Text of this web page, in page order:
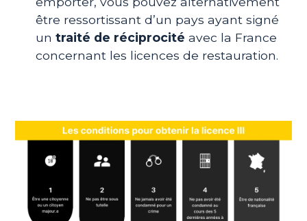
être ressortissant d’un pays ayant signé
untraité de réciprocité avec la France
concernant les licences de restauration.